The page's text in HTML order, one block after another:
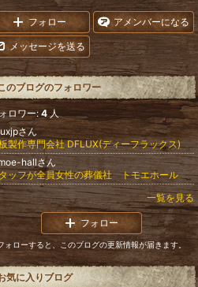
キ
ン
グ
昇
フォロー アメンバーになる
メッセージを送る
のブログのフォロワー
ロワー: 4人
さん
製作専門会社 DFLUX(ディーフラックス)
hallさん
ッフが全員女性の葬儀社 トモエホール
一覧を見る
フォロー
ォローすると、このブログの更新情報が届きます。
気に入りブログ